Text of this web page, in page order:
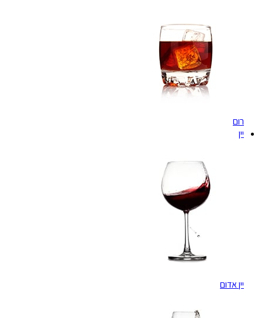
רום
יין
יין אדום